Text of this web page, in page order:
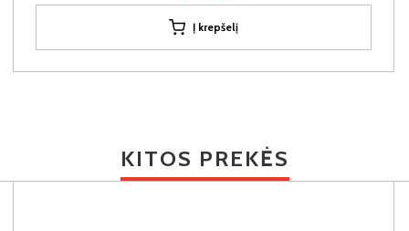
Į krepšelį
KITOS PREKĖS